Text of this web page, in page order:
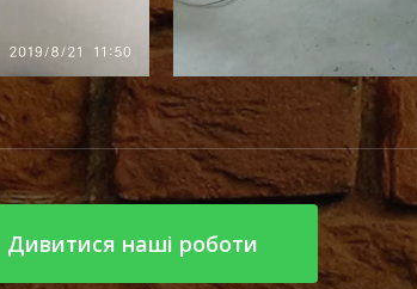
Дивитися наші роботи